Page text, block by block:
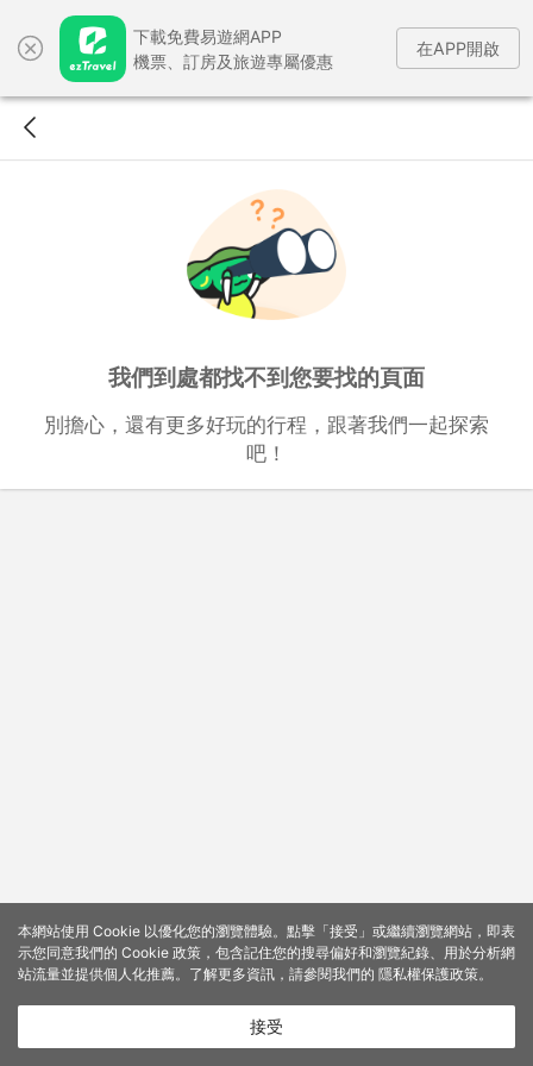
下載免費易遊網APP
機票、訂房及旅遊專屬優惠
在APP開啟
我們到處都找不到您要找的頁面
別擔心，還有更多好玩的行程，跟著我們一起探索
吧！
本網站使用 Cookie 以優化您的瀏覽體驗。點擊「接受」或繼續瀏覽網站，即表
示您同意我們的 Cookie 政策，包含記住您的搜尋偏好和瀏覽紀錄、用於分析網
站流量並提供個人化推薦。了解更多資訊，請參閱我們的 隱私權保護政策。
接受